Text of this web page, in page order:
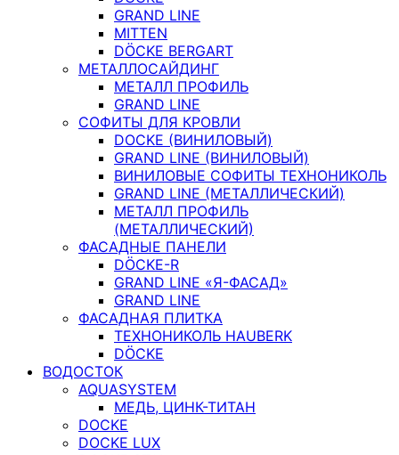
GRAND LINE
MITTEN
DÖCKE BERGART
МЕТАЛЛОСАЙДИНГ
МЕТАЛЛ ПРОФИЛЬ
GRAND LINE
СОФИТЫ ДЛЯ КРОВЛИ
DOCKE (ВИНИЛОВЫЙ)
GRAND LINE (ВИНИЛОВЫЙ)
ВИНИЛОВЫЕ СОФИТЫ ТЕХНОНИКОЛЬ
GRAND LINE (МЕТАЛЛИЧЕСКИЙ)
МЕТАЛЛ ПРОФИЛЬ
(МЕТАЛЛИЧЕСКИЙ)
ФАСАДНЫЕ ПАНЕЛИ
DÖCKE-R
GRAND LINE «Я-ФАСАД»
GRAND LINE
ФАСАДНАЯ ПЛИТКА
ТЕХНОНИКОЛЬ HAUBERK
DÖCKE
ВОДОСТОК
AQUASYSTEM
МЕДЬ, ЦИНК-ТИТАН
DOCKE
DOCKE LUX